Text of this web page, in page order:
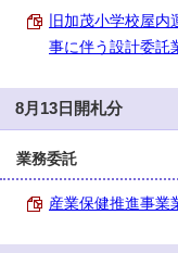
旧加茂小学校屋
事に伴う設計委託
8月13日開札分
業務委託
産業保健推進事業